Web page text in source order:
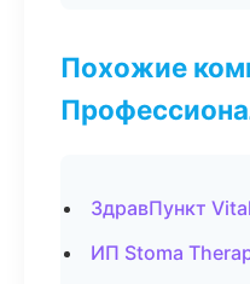
Похожие
ЗдравПункт
ИП Stoma